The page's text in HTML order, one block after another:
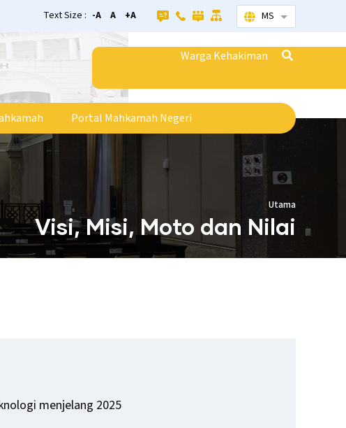
Text Size : -A A +A MS Senarai
Warga Kehakiman
Portal Mahkamah Negeri
Visi, Misi, Moto dan Nilai
Utama
menjelang 2025